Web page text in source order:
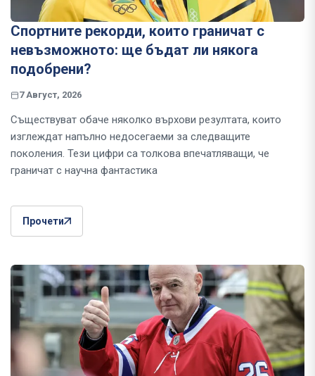
Спортните рекорди, които граничат с
невъзможното: ще бъдат ли някога
подобрени?
7 Август, 2026
Съществуват обаче няколко върхови резултата, които
изглеждат напълно недосегаеми за следващите
поколения. Тези цифри са толкова впечатляващи, че
граничат с научна фантастика
Прочети